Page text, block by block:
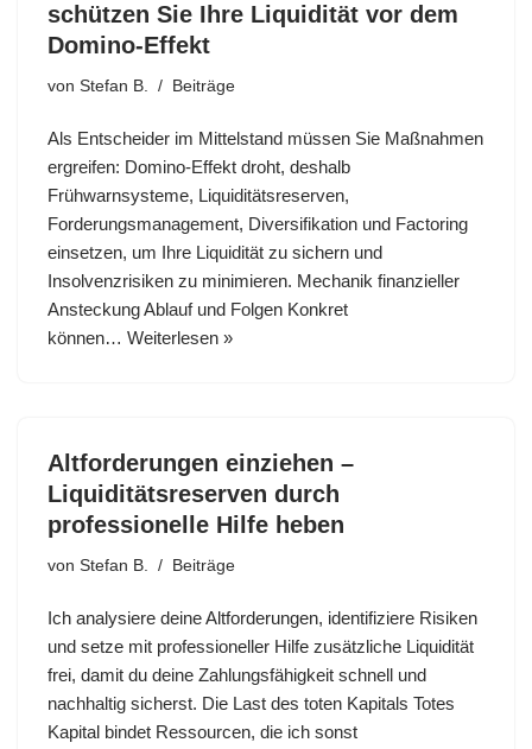
schützen Sie Ihre Liquidität vor dem
Domino-Effekt
von Stefan B. Beiträge
Als Entscheider im Mittelstand müssen Sie Maßnahmen
ergreifen: Domino-Effekt droht, deshalb
Frühwarnsysteme, Liquiditätsreserven,
Forderungsmanagement, Diversifikation und Factoring
einsetzen, um Ihre Liquidität zu sichern und
Insolvenzrisiken zu minimieren. Mechanik finanzieller
Ansteckung Ablauf und Folgen Konkret
können… Weiterlesen »
Altforderungen einziehen –
Liquiditätsreserven durch
professionelle Hilfe heben
von Stefan B. Beiträge
Ich analysiere deine Altforderungen, identifiziere Risiken
und setze mit professioneller Hilfe zusätzliche Liquidität
frei, damit du deine Zahlungsfähigkeit schnell und
nachhaltig sicherst. Die Last des toten Kapitals Totes
Kapital bindet Ressourcen, die ich sonst